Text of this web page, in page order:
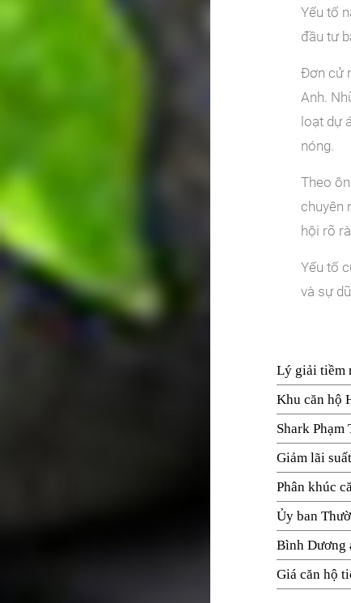
Yếu tố
đầu tư
Đơn cử
Anh.
loạt dự
nóng.
Theo
chuyên
hội rõ
Yếu tố
và sự
Lý giải tiềm
Khu căn hộ
Shark
Giảm lãi
Phân khúc
Ủy ban
Bình Dương
Giá căn hộ